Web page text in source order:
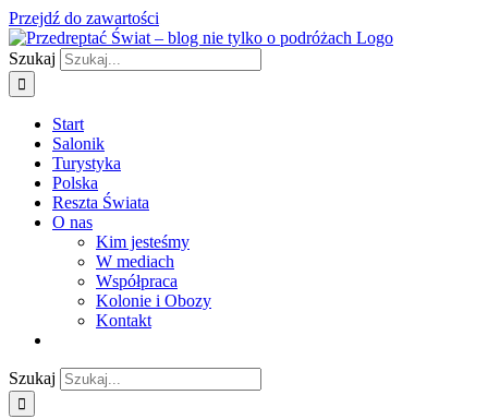
Przejdź do zawartości
Szukaj
Start
Salonik
Turystyka
Polska
Reszta Świata
O nas
Kim jesteśmy
W mediach
Współpraca
Kolonie i Obozy
Kontakt
Szukaj